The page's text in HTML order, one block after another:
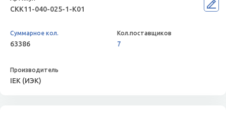
CKK11-040-025-1-K01
63386 7
IEK (ИЭК)